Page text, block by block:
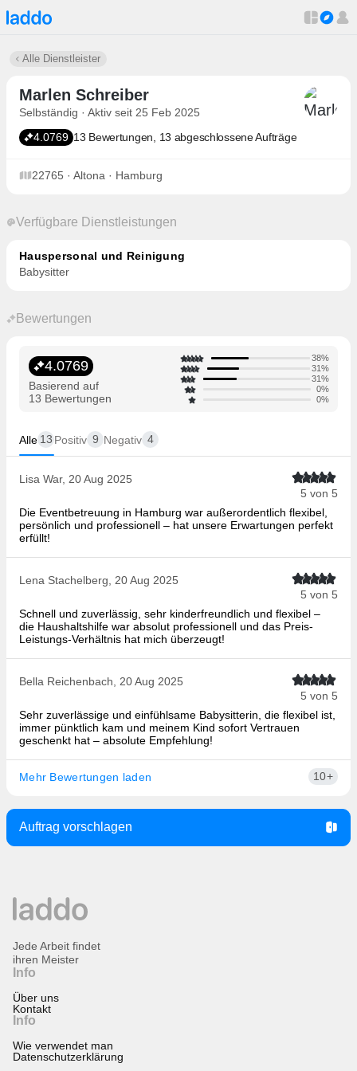
Alle Dienstleister
Marlen Schreiber
Selbständig · Aktiv seit 25 Feb 2025
4.0769 13 Bewertungen, 13 abgeschlossene Aufträge
22765 · Altona · Hamburg
Verfügbare Dienstleistungen
Hauspersonal und Reinigung
Babysitter
Bewertungen
4.0769
Basierend auf
13 Bewertungen
38%
31%
31%
0%
0%
Alle 13 Positiv 9 Negativ 4
Lisa War, 20 Aug 2025
5 von 5
Die Eventbetreuung in Hamburg war außerordentlich flexibel,
persönlich und professionell – hat unsere Erwartungen perfekt
erfüllt!
Lena Stachelberg, 20 Aug 2025
5 von 5
Schnell und zuverlässig, sehr kinderfreundlich und flexibel –
die Haushaltshilfe war absolut professionell und das Preis-
Leistungs-Verhältnis hat mich überzeugt!
Bella Reichenbach, 20 Aug 2025
5 von 5
Sehr zuverlässige und einfühlsame Babysitterin, die flexibel ist,
immer pünktlich kam und meinem Kind sofort Vertrauen
geschenkt hat – absolute Empfehlung!
Mehr Bewertungen laden 10+
Auftrag vorschlagen
Info
Über uns
Kontakt
Info
Wie verwendet man
Datenschutzerklärung
Jede Arbeit findet
ihren Meister